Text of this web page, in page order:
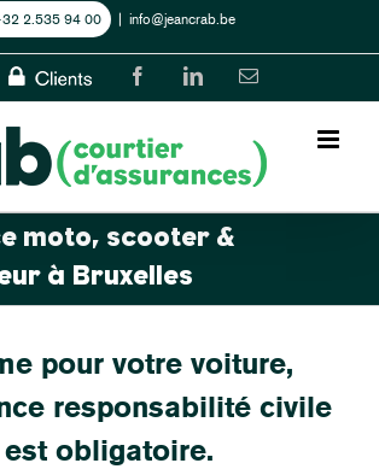
2.535 94 00 info@jeancrab.be
CLIENTS FacebookLinkedInEmail
moto, scooter &
à Bruxelles
pour votre voiture,
responsabilité civile
est obligatoire.